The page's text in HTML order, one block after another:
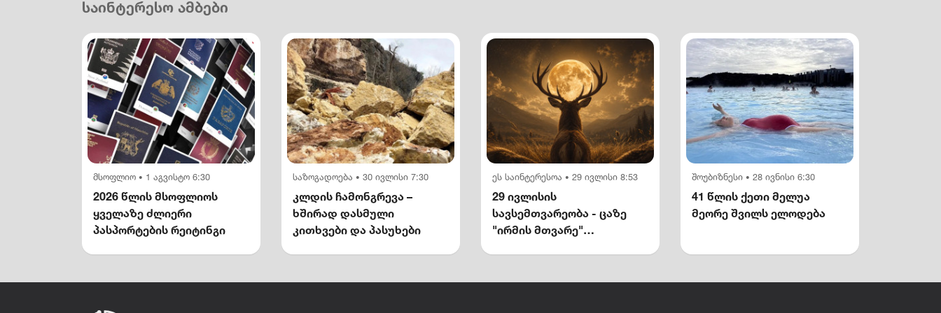
საინტერესო ამბები
მსოფლიო • 1 აგვისტო 6:30
2026 წლის მსოფლიოს
ყველაზე ძლიერი
პასპორტების რეიტინგი
საზოგადოება • 30 ივლისი 7:30
კლდის ჩამონგრევა –
ხშირად დასმული
კითხვები და პასუხები
ეს საინტერესოა • 29 ივლისი 8:53
29 ივლისის
სავსემთვარეობა - ცაზე
"ირმის მთვარე"
შოუბიზნესი • 28 ივნისი 6:30
41 წლის ქეთი მელუა
მეორე შვილს ელოდება